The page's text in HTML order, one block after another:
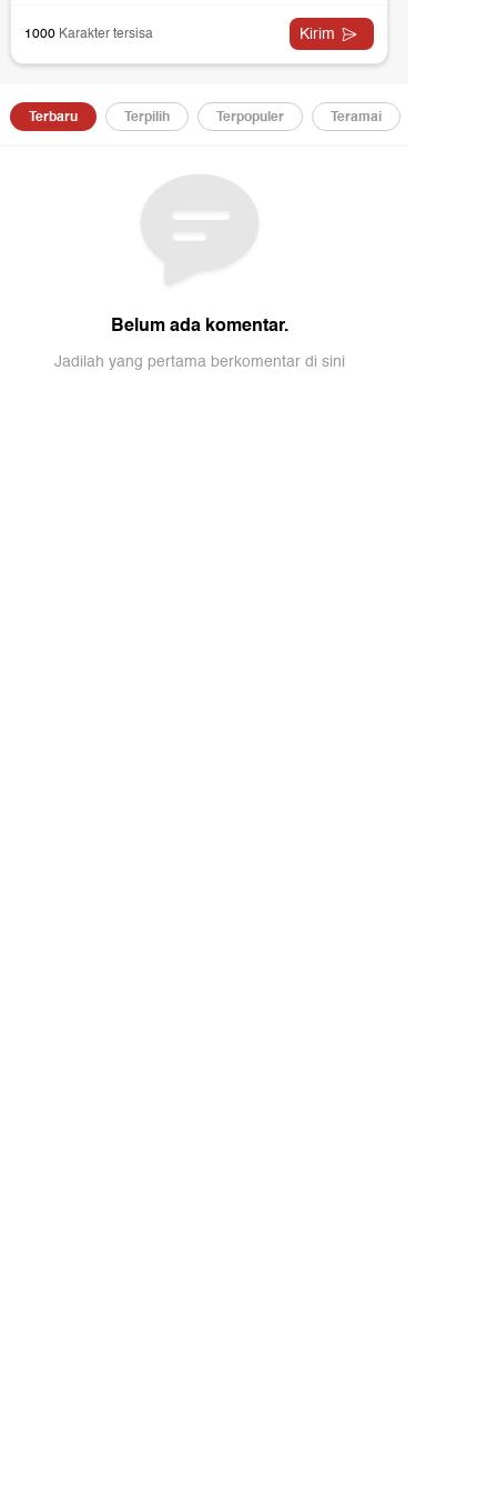
koreksi sehingga pelaku pasar akan mencermati
stabilitas rupiah, respons pemerintah, dan arah arus
dana asing sebagai penentu pergerakan berikutnya.